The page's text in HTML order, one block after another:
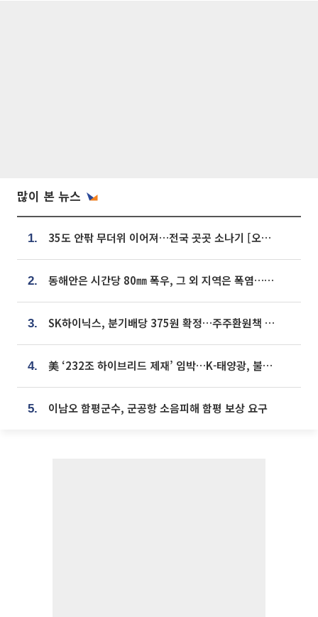
많이 본 뉴스
1. 35도 안팎 무더위 이어져…전국 곳곳 소나기 [오늘 날씨]
2. 동해안은 시간당 80㎜ 폭우, 그 외 지역은 폭염…‘극과 극 날씨’
3. SK하이닉스, 분기배당 375원 확정…주주환원책 9월로 앞당겨 발표
4. 美 ‘232조 하이브리드 제재’ 임박…K-태양광, 불확실성 털고 날개 다나
5. 이남오 함평군수, 군공항 소음피해 함평 보상 요구